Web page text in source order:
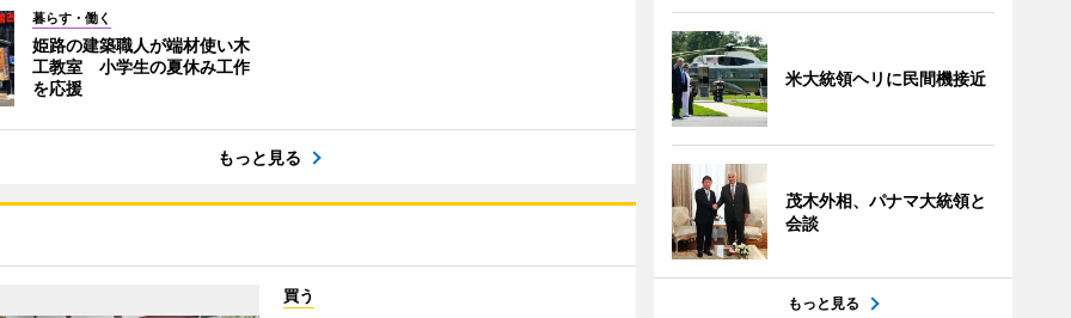
暮らす・働く
姫路の建築職人が端材使い木
工教室 小学生の夏休み工作
を応援
もっと見る
買う
米大統領ヘリに民間機接近
茂木外相、パナマ大統領と
会談
もっと見る